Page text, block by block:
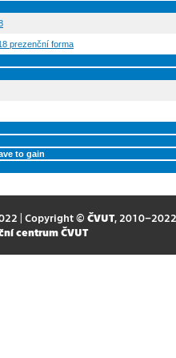
prezenční forma
to gain
| Copyright © ČVUT, 2010–2022
centrum ČVUT